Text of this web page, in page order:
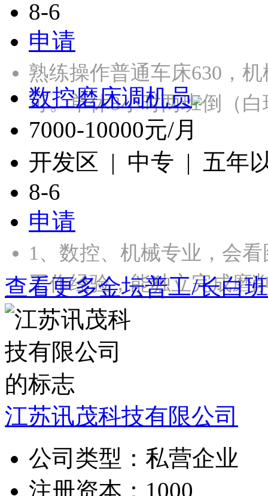
8-6
申请
熟练操作普通车床630，
可。单休8小时两班倒（
数控磨床调机员
7000-10000元/月
开发区 | 中专 | 五年
8-6
申请
1、数控、机械专业，会
工作经验，能独立完成
查看更多金坛普工/长白
江苏讯茂科技有限公司
公司类型： 私营企业
注册资本： 1000